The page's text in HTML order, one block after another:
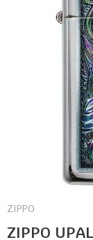
ZIPPO
ZIPPO